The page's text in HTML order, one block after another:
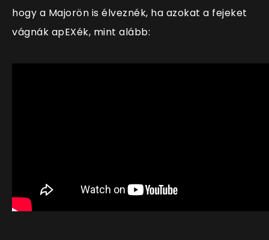
hogy a Majorön is élveznék, ha azokat a fejeket
vágnák apEXék, mint alább: